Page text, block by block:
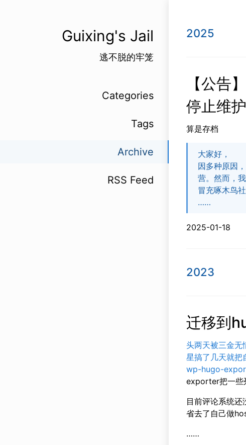
2025
【公告
停止维
算是存档
大家好，
因多种原因
营。然而，
冒充啄木鸟
……
2025-01-18
2023
迁移到
头两天被三金
星搞了几天就把
wp-hugo-
exporter把一些
目前评论系统还
省去了自己做
……
Guixing's Jail
逃不脱的牢笼
Categories
Tags
Archive
RSS Feed